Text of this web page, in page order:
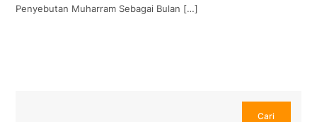
Penyebutan Muharram Sebagai Bulan […]
Cari